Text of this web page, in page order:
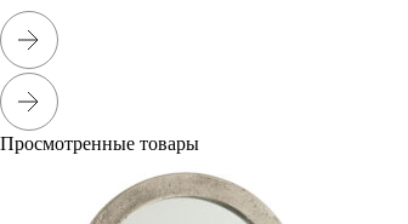
Просмотренные товары